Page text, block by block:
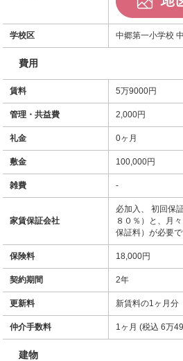
学校区 中郷第一小学校
費用
賃料 5万9000円
管理・共益費 2,000円
礼金 0ヶ月
敷金 100,000円
雑費 -
家賃保証会社
必加入、 初回保
８０％）と、月
保証料）が必要で
保険料 18,000円
契約期間 2年
更新料 新賃料の1ヶ月分
仲介手数料 1ヶ月 (税込 6万
建物